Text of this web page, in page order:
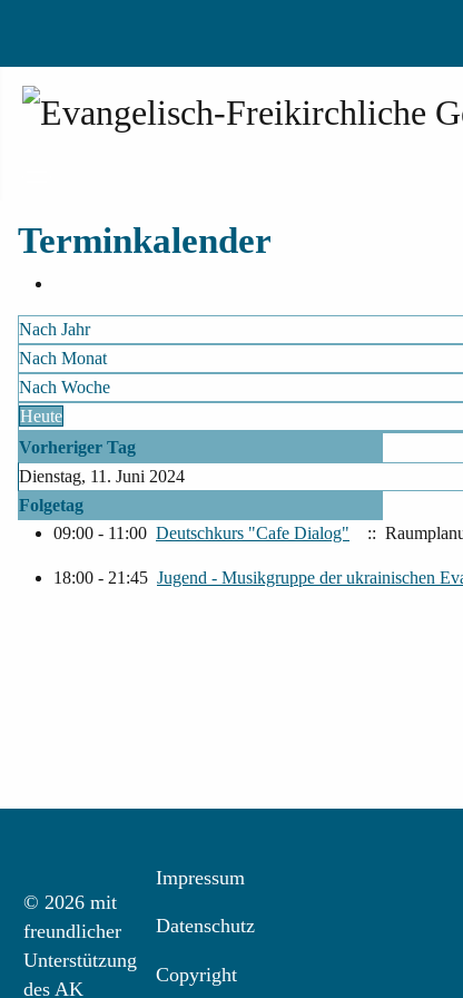
Terminkalender
Nach Jahr
Nach Monat
Nach Woche
Heute
Vorheriger Tag
Dienstag, 11. Juni 2024
Folgetag
09:00 - 11:00 Deutschkurs "Cafe Dialog" ::
18:00 - 21:45 Jugend - Musikgruppe der ukrainischen
© 2026 mit
freundlicher
Unterstützung
des AK
Impressum
Datenschutz
Copyright